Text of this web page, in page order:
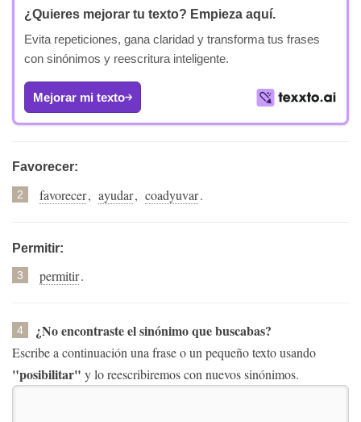
¿Quieres mejorar tu texto? Empieza aquí.
Evita repeticiones, gana claridad y transforma tus frases
con sinónimos y reescritura inteligente.
Mejorar mi texto
Favorecer:
2 favorecer, ayudar, coadyuvar.
Permitir:
3 permitir.
4 ¿No encontraste el sinónimo que buscabas?
Escribe a continuación una frase o un pequeño texto usando
"posibilitar" y lo reescribiremos con nuevos sinónimos.